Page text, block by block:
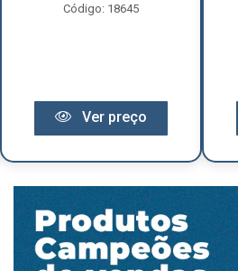
Código: 18645
Ver preço